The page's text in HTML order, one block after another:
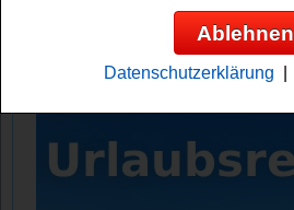
Anzeige:
Ablehnen
Datenschutzerklärung